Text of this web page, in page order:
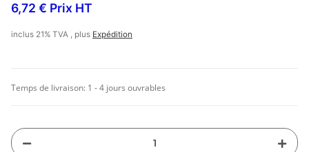
6,72 € Prix HT
inclus 21% TVA , plus Expédition
Temps de livraison: 1 - 4 jours ouvrables